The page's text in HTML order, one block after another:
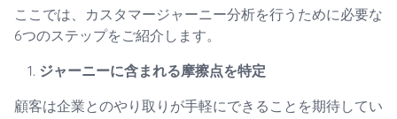
ここでは、カスタマージャーニー分析を行うために必要な
6つのステップをご紹介します。
ジャーニーに含まれる摩擦点を特定
顧客は企業とのやり取りが手軽にできることを期待してい